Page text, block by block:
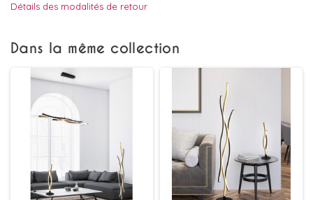
Détails des modalités de retour
Dans la même collection